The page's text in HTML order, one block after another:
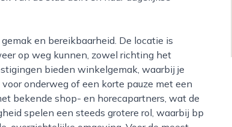
op weg kunnen, zowel richting het
bieden winkelgemak, waarbij je
onderweg of een korte pauze met een
bekende shop- en horecapartners, wat de
spelen een steeds grotere rol, waarbij bp